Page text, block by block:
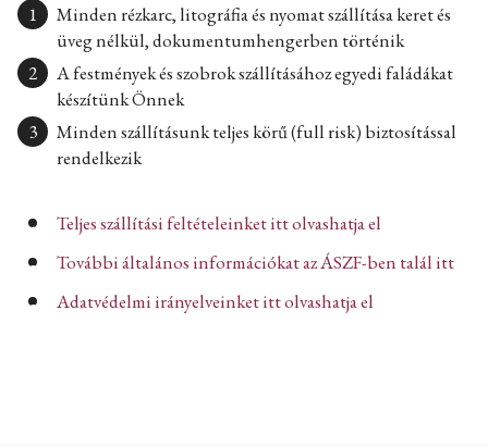
Minden rézkarc, litográfia és nyomat szállítása keret és
üveg nélkül, dokumentumhengerben történik
A festmények és szobrok szállításához egyedi faládákat
készítünk Önnek
Minden szállításunk teljes körű (full risk) biztosítással
rendelkezik
Teljes szállítási feltételeinket itt olvashatja el
További általános információkat az ÁSZF-ben talál itt
Adatvédelmi irányelveinket itt olvashatja el